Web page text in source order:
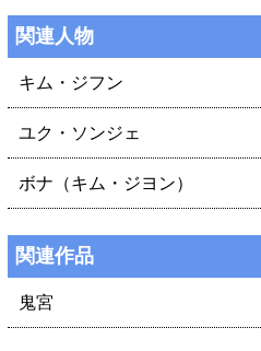
関連人物
キム・ジフン
ユク・ソンジェ
ボナ（キム・ジヨン）
関連作品
鬼宮